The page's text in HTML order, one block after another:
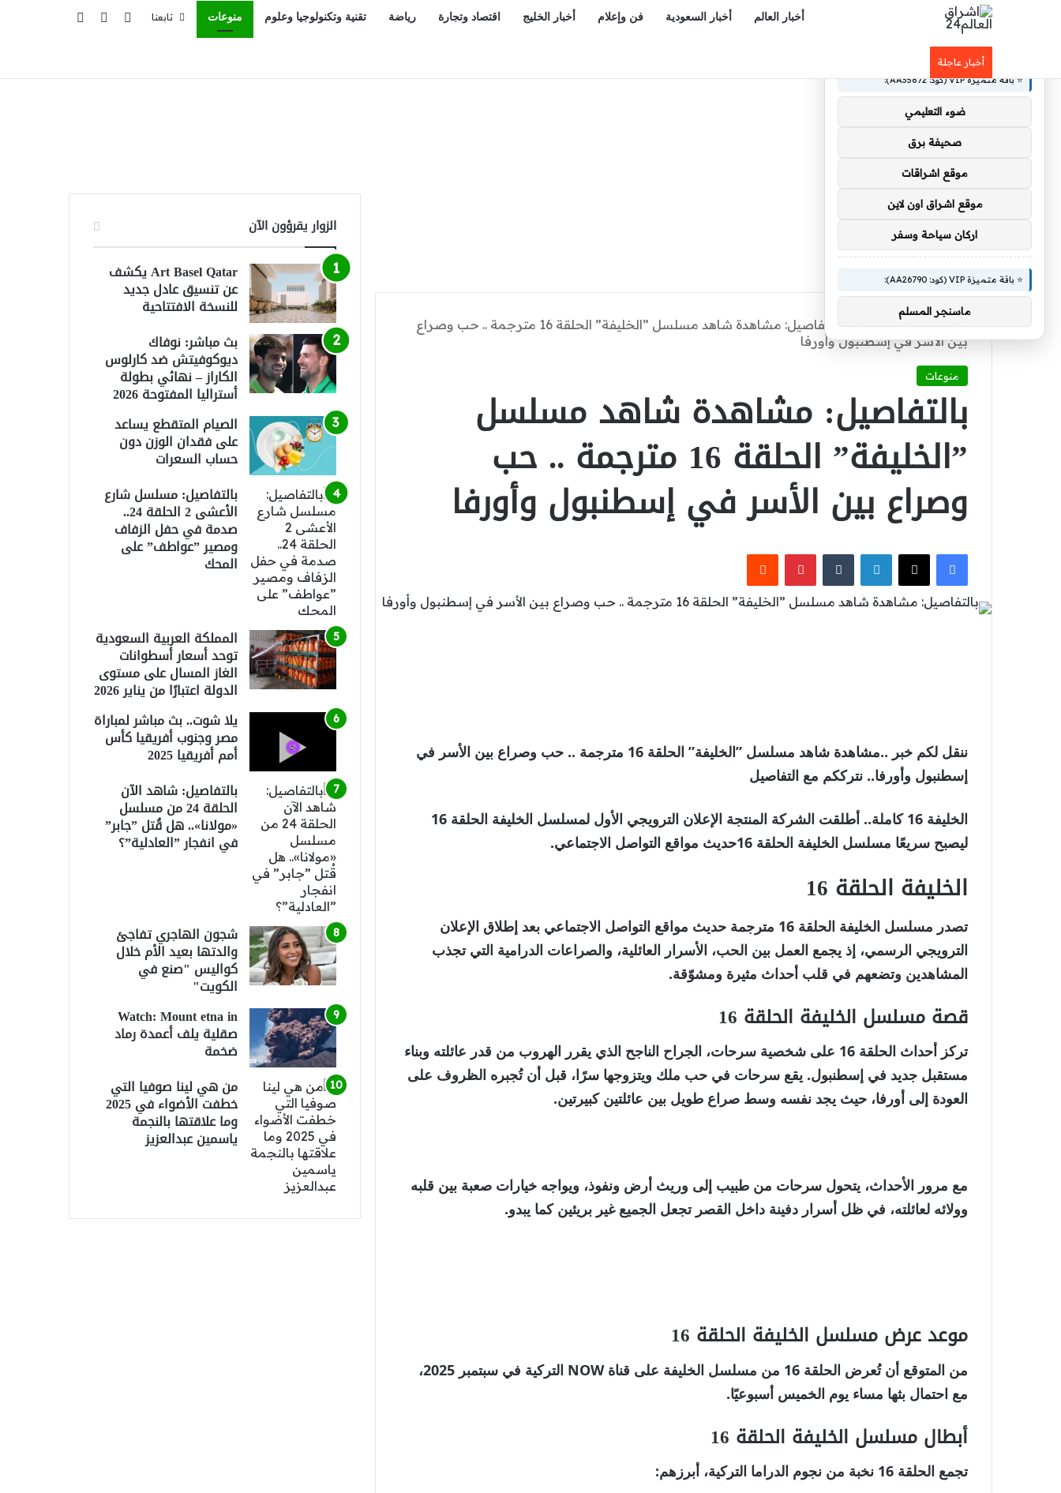
أخبار العالم أخبار السعودية فن وإعلام أخبار الخليج اقتصاد وتجارة رياضة تقنية وتكنولوجيا وعلوم منوعات تابعنا تسجيل الدخول
إضافة عمود
أخبار عاجلة
الرئيسية/منوعات/
بالتفاصيل: مشاهدة شاهد مسلسل ”الخليفة” الحلقة 16 مترجمة .. حب وصراع
بين الأسر في إسطنبول وأورفا
منوعات
بالتفاصيل: مشاهدة شاهد مسلسل
”الخليفة” الحلقة 16 مترجمة .. حب
وصراع بين الأسر في إسطنبول وأورفا
فيسبوك
‫X لينكدإن بينتيريست
ننقل لكم خبر ..مشاهدة شاهد مسلسل ”الخليفة” الحلقة 16 مترجمة .. حب وصراع بين الأسر في
إسطنبول وأورفا.. نترككم مع التفاصيل
الخليفة 16 كاملة.. أطلقت الشركة المنتجة الإعلان الترويجي الأول لمسلسل الخليفة الحلقة 16
ليصبح سريعًا مسلسل الخليفة الحلقة 16حديث مواقع التواصل الاجتماعي.
الخليفة الحلقة 16
تصدر مسلسل الخليفة الحلقة 16 مترجمة
حديث مواقع التواصل الاجتماعي بعد إطلاق الإعلان
الترويجي الرسمي، إذ يجمع العمل بين الحب، الأسرار العائلية، والصراعات الدرامية التي تجذب
المشاهدين وتضعهم في قلب أحداث مثيرة ومشوّقة.
قصة مسلسل الخليفة الحلقة 16
تركز أحداث الحلقة 16 على شخصية سرحات، الجراح الناجح الذي يقرر الهروب من قدر عائلته وبناء
مستقبل جديد في إسطنبول. يقع سرحات في حب ملك ويتزوجها سرًا، قبل أن تُجبره الظروف على
العودة إلى أورفا، حيث يجد نفسه وسط صراع طويل بين عائلتين كبيرتين.
مع مرور الأحداث، يتحول سرحات من طبيب إلى وريث أرض ونفوذ، ويواجه خيارات صعبة بين قلبه
وولائه لعائلته، في ظل أسرار دفينة داخل القصر تجعل الجميع غير بريئين كما يبدو.
موعد عرض مسلسل الخليفة الحلقة 16
من المتوقع أن تُعرض الحلقة 16 من مسلسل الخليفة على قناةNOW التركية
في سبتمبر 2025،
مع احتمال بثها مساء يوم الخميس أسبوعيًا.
أبطال مسلسل الخليفة الحلقة 16
تجمع الحلقة 16 نخبة من نجوم الدراما التركية، أبرزهم:
الزوار يقرؤون الآن
Art Basel Qatar يكشف
عن تنسيق عادل جديد
للنسخة الافتتاحية
بث مباشر: نوفاك
ديوكوفيتش ضد كارلوس
الكاراز – نهائي بطولة
أستراليا المفتوحة 2026
الصيام المتقطع يساعد
على فقدان الوزن دون
حساب السعرات
بالتفاصيل: مسلسل شارع
الأعشى 2 الحلقة 24..
صدمة في حفل الزفاف
ومصير ”عواطف” على
المحك
المملكة العربية السعودية
توحد أسعار أسطوانات
الغاز المسال على مستوى
الدولة اعتبارًا من يناير 2026
يلا شوت.. بث مباشر لمباراة
مصر وجنوب أفريقيا كأس
أمم أفريقيا 2025
بالتفاصيل: شاهد الآن
الحلقة 24 من مسلسل
«مولانا».. هل قُتل ”جابر”
في انفجار ”العادلية”؟
شجون الهاجري تفاجئ
والدتها بعيد الأم خلال
كواليس "صنع في
الكويت"
Watch: Mount etna in
صقلية يلف أعمدة رماد
ضخمة
من هي لينا صوفيا التي
خطفت الأضواء في 2025
وما علاقتها بالنجمة
ياسمين عبدالعزيز
⭐ باقة متميزة VIP (كود: AA35872):
ضوء التعليمي
صحيفة برق
موقع اشراقات
موقع اشراق اون لاين
اركان سياحة وسفر
⭐ باقة متميزة VIP (كود: AA26790):
ماسنجر المسلم